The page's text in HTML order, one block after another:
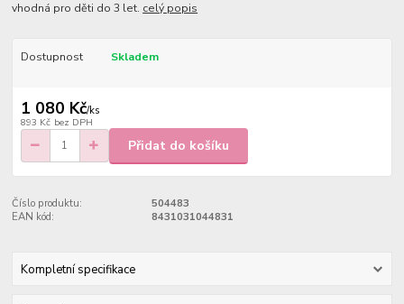
vhodná pro děti do 3 let. celý popis
Dostupnost Skladem
1 080 Kč/ks
893 Kč bez DPH
Přidat do košíku
Číslo produktu:
504483
EAN kód:
8431031044831
Kompletní specifikace